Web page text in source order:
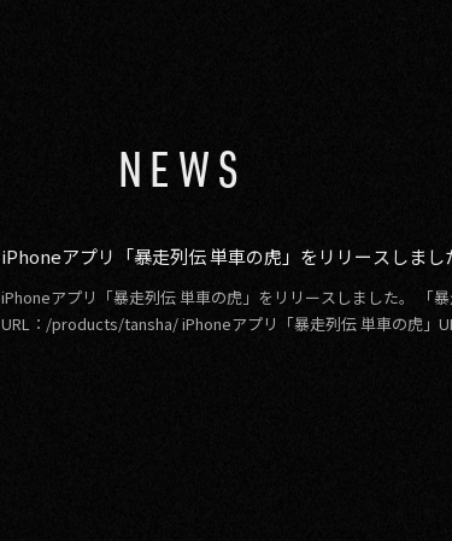
NEWS
iPhoneアプリ「暴走列伝 単車の虎」をリリースしまし
iPhoneアプリ「暴走列伝 単車の虎」をリリースしました。 「
URL：/products/tansha/ iPhoneアプリ「暴走列伝 単車の虎